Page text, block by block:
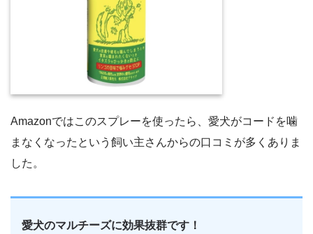
Amazonではこのスプレーを使ったら、愛犬がコードを噛
まなくなったという飼い主さんからの口コミが多くありま
した。
愛犬のマルチーズに効果抜群です！